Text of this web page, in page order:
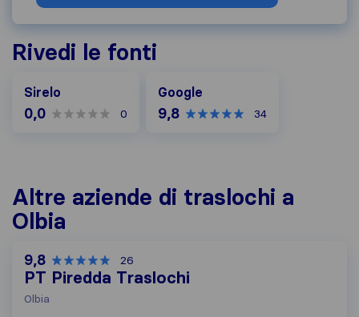
Rivedi le fonti
Sirelo
0,0 0
Google
9,8 34
Altre aziende di traslochi a
Olbia
9,8 26
PT Piredda Traslochi
Olbia